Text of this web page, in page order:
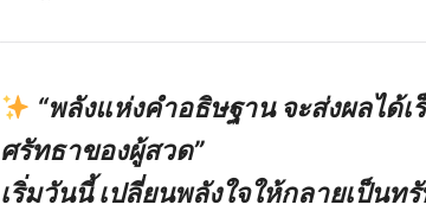
“พลังแห่งคำอธิษฐาน จะส่งผลได้
ศรัทธาของผู้สวด”
เริ่มวันนี้ เปลี่ยนพลังใจให้กลายเป็นท